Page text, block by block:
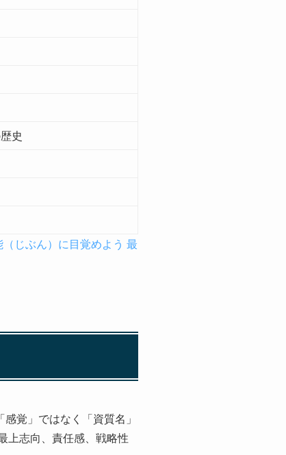
史
じぶん）に目覚めよう 最
覚」ではなく「資質名」
上志向、責任感、戦略性